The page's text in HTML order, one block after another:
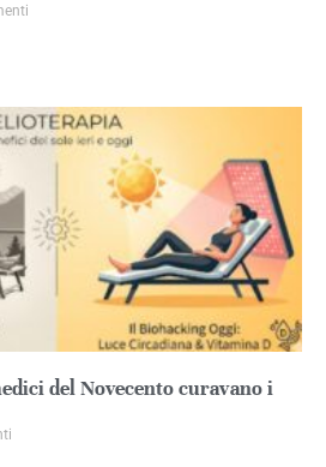
del Novecento curavano i